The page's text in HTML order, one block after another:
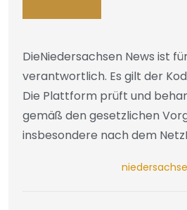
DieNiedersachsen News ist
verantwortlich. Es gilt der
Die Plattform prüft und
gemäß den gesetzlichen
insbesondere nach dem